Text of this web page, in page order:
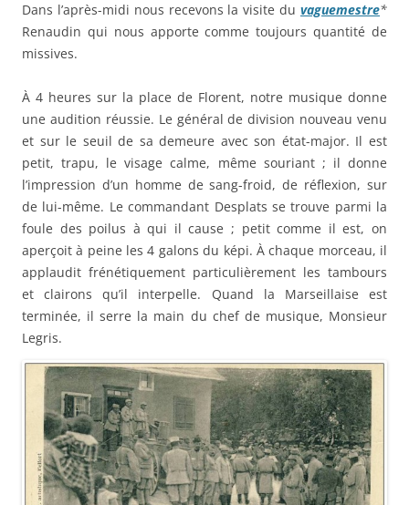
Dans l’après-midi nous recevons la visite du vaguemestre*
Renaudin qui nous apporte comme toujours quantité de
missives.
À 4 heures sur la place de Florent, notre musique donne
une audition réussie. Le général de division nouveau venu
et sur le seuil de sa demeure avec son état-major. Il est
petit, trapu, le visage calme, même souriant ; il donne
l’impression d’un homme de sang-froid, de réflexion, sur
de lui-même. Le commandant Desplats se trouve parmi la
foule des poilus à qui il cause ; petit comme il est, on
aperçoit à peine les 4 galons du képi. À chaque morceau, il
applaudit frénétiquement particulièrement les tambours
et clairons qu’il interpelle. Quand la Marseillaise est
terminée, il serre la main du chef de musique, Monsieur
Legris.